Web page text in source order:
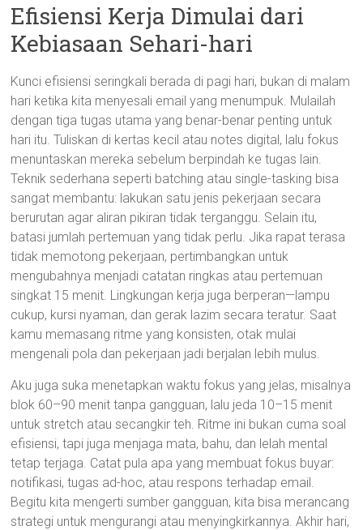
Efisiensi Kerja Dimulai dari
Kebiasaan Sehari-hari
Kunci efisiensi seringkali berada di pagi hari, bukan di malam
hari ketika kita menyesali email yang menumpuk. Mulailah
dengan tiga tugas utama yang benar-benar penting untuk
hari itu. Tuliskan di kertas kecil atau notes digital, lalu fokus
menuntaskan mereka sebelum berpindah ke tugas lain.
Teknik sederhana seperti batching atau single-tasking bisa
sangat membantu: lakukan satu jenis pekerjaan secara
berurutan agar aliran pikiran tidak terganggu. Selain itu,
batasi jumlah pertemuan yang tidak perlu. Jika rapat terasa
tidak memotong pekerjaan, pertimbangkan untuk
mengubahnya menjadi catatan ringkas atau pertemuan
singkat 15 menit. Lingkungan kerja juga berperan—lampu
cukup, kursi nyaman, dan gerak lazim secara teratur. Saat
kamu memasang ritme yang konsisten, otak mulai
mengenali pola dan pekerjaan jadi berjalan lebih mulus.
Aku juga suka menetapkan waktu fokus yang jelas, misalnya
blok 60–90 menit tanpa gangguan, lalu jeda 10–15 menit
untuk stretch atau secangkir teh. Ritme ini bukan cuma soal
efisiensi, tapi juga menjaga mata, bahu, dan lelah mental
tetap terjaga. Catat pula apa yang membuat fokus buyar:
notifikasi, tugas ad-hoc, atau respons terhadap email.
Begitu kita mengerti sumber gangguan, kita bisa merancang
strategi untuk mengurangi atau menyingkirkannya. Akhir hari,